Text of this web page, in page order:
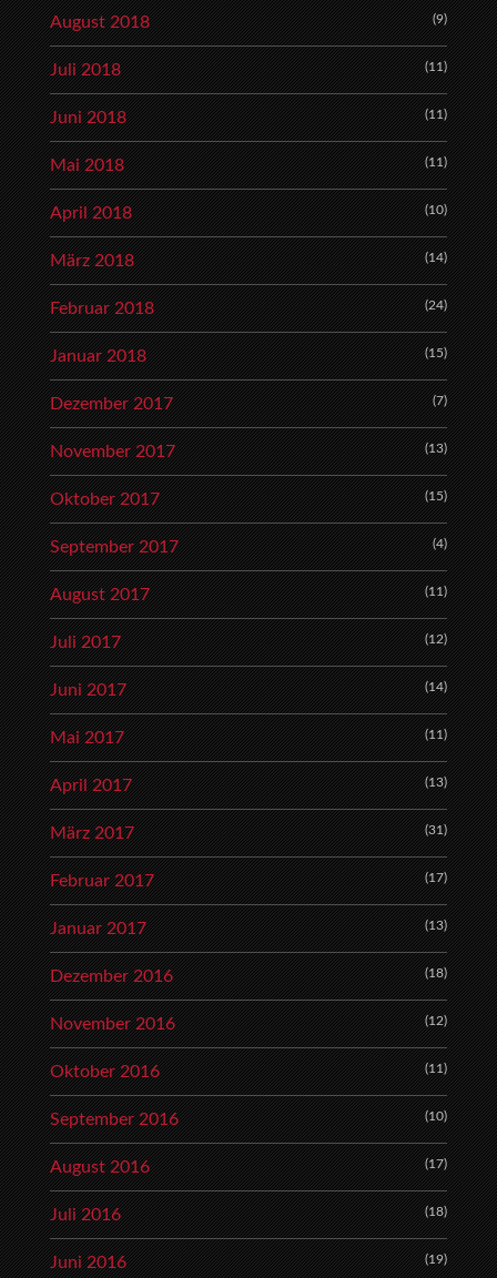
August 2018 (9)
Juli 2018 (11)
Juni 2018 (11)
Mai 2018 (11)
April 2018 (10)
März 2018 (14)
Februar 2018 (24)
Januar 2018 (15)
Dezember 2017 (7)
November 2017 (13)
Oktober 2017 (15)
September 2017 (4)
August 2017 (11)
Juli 2017 (12)
Juni 2017 (14)
Mai 2017 (11)
April 2017 (13)
März 2017 (31)
Februar 2017 (17)
Januar 2017 (13)
Dezember 2016 (18)
November 2016 (12)
Oktober 2016 (11)
September 2016 (10)
August 2016 (17)
Juli 2016 (18)
Juni 2016 (19)